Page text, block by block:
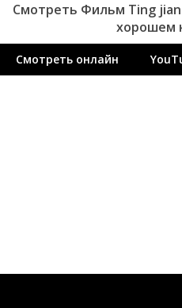
Смотреть Фильм Ting jian
хорошем
Смотреть онлайн